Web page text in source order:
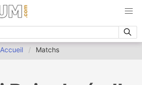
Accueil Matchs